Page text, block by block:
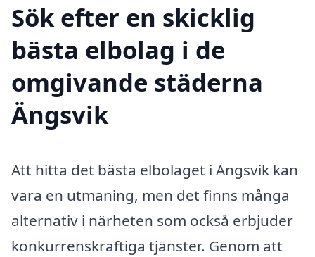
Sök efter en skicklig
bästa elbolag i de
omgivande städerna
Ängsvik
Att hitta det bästa elbolaget i Ängsvik kan
vara en utmaning, men det finns många
alternativ i närheten som också erbjuder
konkurrenskraftiga tjänster. Genom att